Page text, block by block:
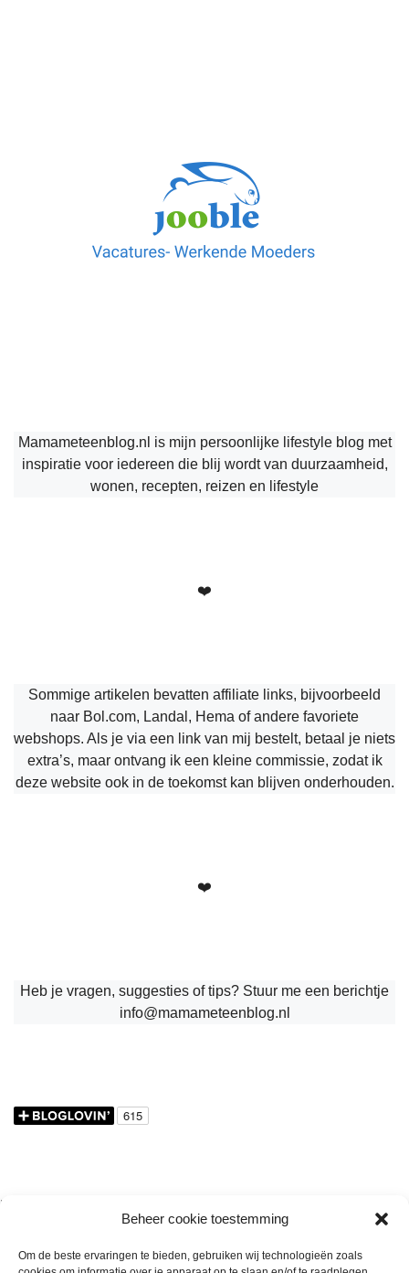
Beheer cookie toestemming
Om de beste ervaringen te bieden, gebruiken wij technologieën zoals
Mamameteenblog.nl is mijn persoonlijke lifestyle blog met
inspiratie voor iedereen die blij wordt van duurzaamheid,
wonen, recepten, reizen en lifestyle
❤️
Sommige artikelen bevatten affiliate links, bijvoorbeeld
naar Bol.com, Landal, Hema of andere favoriete
webshops. Als je via een link van mij bestelt, betaal je niets
extra’s, maar ontvang ik een kleine commissie, zodat ik
deze website ook in de toekomst kan blijven onderhouden.
❤️
Heb je vragen, suggesties of tips? Stuur me een berichtje
info@mamameteenblog.nl
Nieuwsbrief
E-mailadres